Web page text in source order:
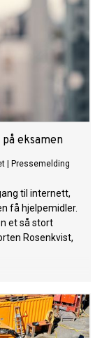
eksamen
Pressemelding
til internett,
få hjelpemidler.
et så stort
Rosenkvist,